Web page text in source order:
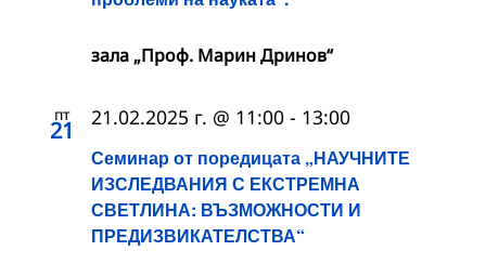
зала „Проф. Марин Дринов“
пт
21
Семинар от поредицата „НАУЧНИТЕ
ИЗСЛЕДВАНИЯ С ЕКСТРЕМНА
СВЕТЛИНА: ВЪЗМОЖНОСТИ И
ПРЕДИЗВИКАТЕЛСТВА“
21.02.2025 г. @ 11:00 - 13:00